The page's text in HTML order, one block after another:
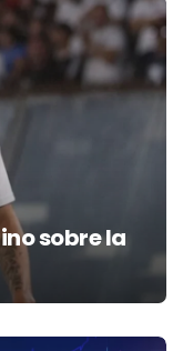
sobre la